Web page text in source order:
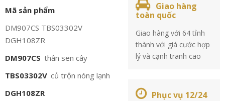
Mã sản phẩm
DM907CS TBS03302V
DGH108ZR
DM907CS thân sen cây
TBS03302V củ trộn nóng lạnh
DGH108ZR
Giao hàng
toàn quốc
Giao hàng với 64 tỉnh
thành với giá cước hợp
lý và cạnh tranh cao
Phục vụ 12/24